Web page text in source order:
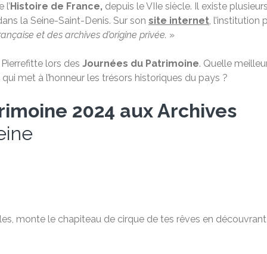
l’Histoire de France, depuis le VIIe siècle. Il existe
la Seine-Saint-Denis. Sur son site internet, l’institution
et des archives d’origine privée. »
lors des Journées du Patrimoine. Quelle
met à l’honneur les trésors historiques du pays ?
2024 aux Archives
monte le chapiteau de cirque de tes rêves en découvrant